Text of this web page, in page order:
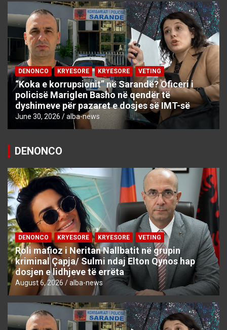
DENONCO KRYESORE KRYESORE VETING
“Koka e korrupsionit” në Sarandë? Oficeri i
policisë Mariglen Basho në qendër të
dyshimeve për pazaret e dosjes së IMT-së
June 30, 2026 alba-news
DENONCO
DENONCO KRYESORE KRYESORE VETING
Roli mafioz i Neritan Nallbatit në grupin
kriminal Çapja/ Sulmi ndaj Elton Qynos hap
dosjen e lidhjeve të errëta
August 6, 2026 alba-news